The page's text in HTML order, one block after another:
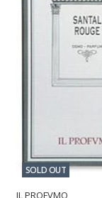
SOLD OUT
IL PROFVMO